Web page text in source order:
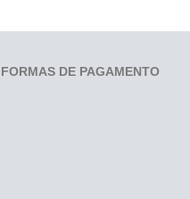
FORMAS DE PAGAMENTO